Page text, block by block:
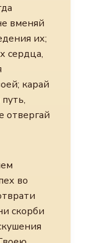
вменяй
их;
сердца,
карай
отвергай
во
скорби